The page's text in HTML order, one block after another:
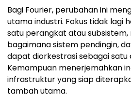
Bagi Fourier, perubahan ini
utama industri. Fokus tidak lagi
satu perangkat atau subsistem,
bagaimana sistem pendingin,
dapat diorkestrasi sebagai
Kemampuan menerjemahkan
infrastruktur yang siap
tambah utama.